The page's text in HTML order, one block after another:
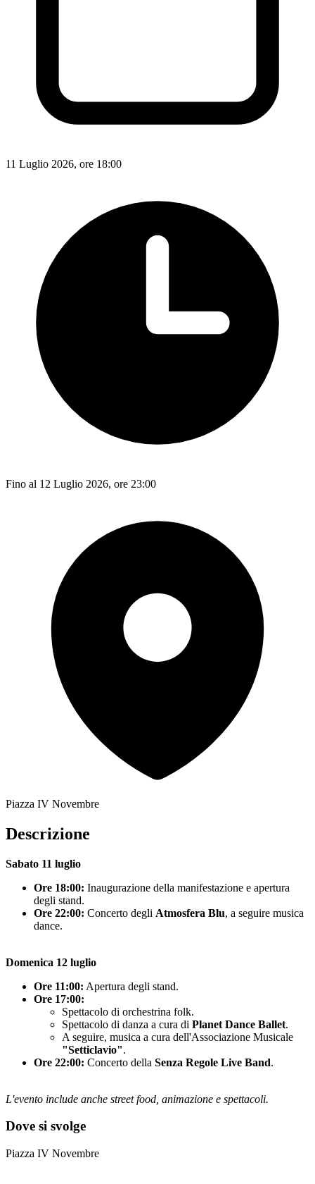
11 Luglio 2026, ore 18:00
Fino al 12 Luglio 2026, ore 23:00
Piazza IV Novembre
Descrizione
Sabato 11 luglio
Ore 18:00: Inaugurazione della manifestazione e apertura
degli stand.
Ore 22:00: Concerto degli Atmosfera Blu, a seguire musica
dance.
Domenica 12 luglio
Ore 11:00: Apertura degli stand.
Ore 17:00:
Spettacolo di orchestrina folk.
Spettacolo di danza a cura di Planet Dance Ballet.
A seguire, musica a cura dell'Associazione Musicale
"Setticlavio".
Ore 22:00: Concerto della Senza Regole Live Band.
L'evento include anche street food, animazione e spettacoli.
Dove si svolge
Piazza IV Novembre